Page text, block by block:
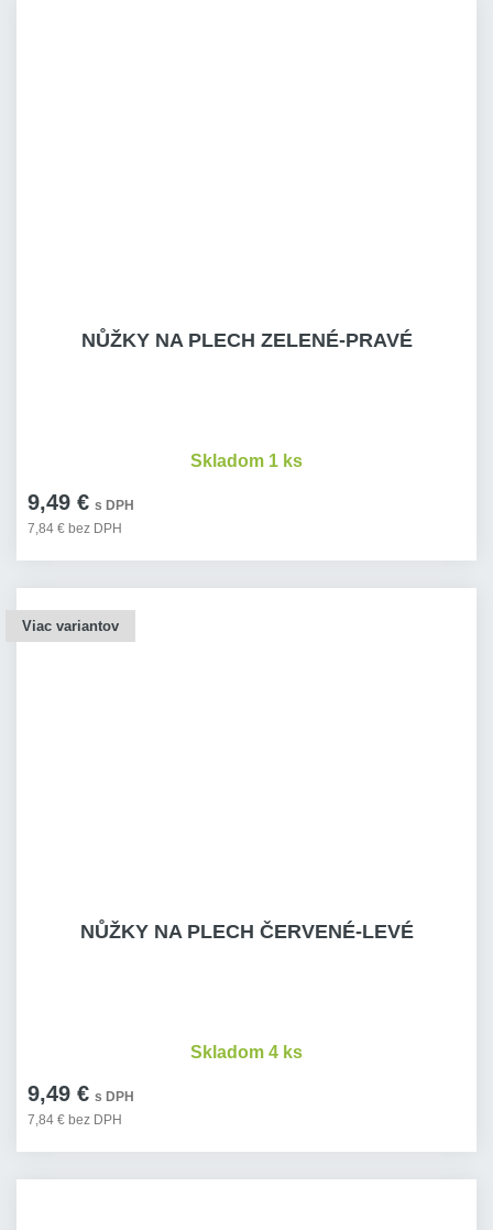
NŮŽKY NA PLECH ZELENÉ-PRAVÉ
9,49 € s DPH
7,84 € bez DPH
Skladom 1 ks
Viac variantov
NŮŽKY NA PLECH ČERVENÉ-LEVÉ
9,49 € s DPH
7,84 € bez DPH
Skladom 4 ks